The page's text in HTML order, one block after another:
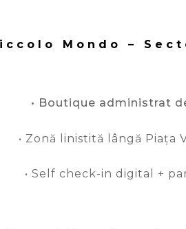
Mondo –
• Boutique administrat
• Zonă linistită lângă Piața
• Self check-in digital +